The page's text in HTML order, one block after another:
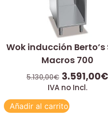
Wok inducción Berto’s
Macros 700
5.130,00€ 3.591,00€
IVA no Incl.
Añadir al carrito